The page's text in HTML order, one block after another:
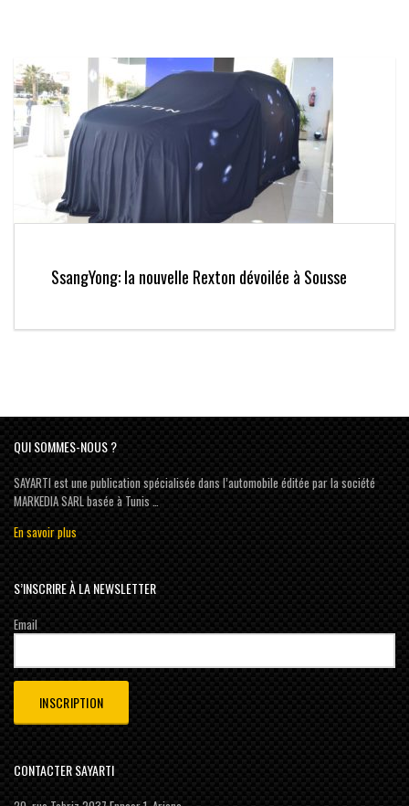
SsangYong: la nouvelle Rexton dévoilée à Sousse
QUI SOMMES-NOUS ?
SAYARTI est une publication spécialisée dans l’automobile éditée par la société
MARKEDIA SARL basée à Tunis …
En savoir plus
S’INSCRIRE À LA NEWSLETTER
Email
CONTACTER SAYARTI